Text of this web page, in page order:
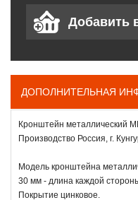
ДОПОЛНИТЕЛЬНАЯ
Кронштейн металлический
Производство Россия, г.
Модель кронштейна
30 мм - длина каждой
Покрытие цинковое.